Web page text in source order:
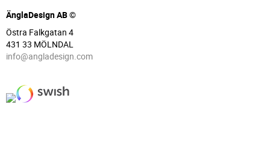
ÄnglaDesign AB ©
Östra Falkgatan 4
431 33 MÖLNDAL
info@angladesign.com